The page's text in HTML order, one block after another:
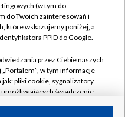
(w tym do
do Twoich zainteresowań i
które wskazujemy poniżej, a
PPID do Google.
przez Ciebie naszych
„Portalem”, w tym informacje
pliki cookie, sygnalizatory
świadczenie